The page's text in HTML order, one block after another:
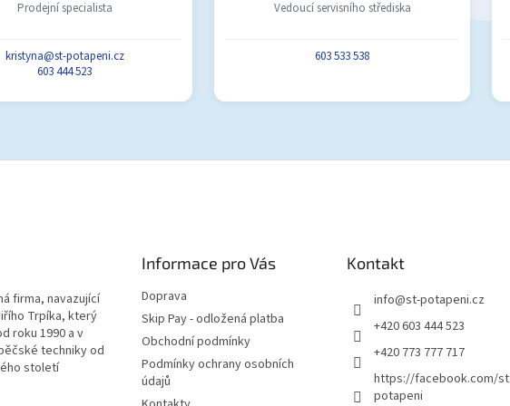
Prodejní specialista
kristyna@st-potapeni.cz
603 444 523
Vedoucí servisního střediska
603 533 538
firma, navazující
Trpíka, který
roku 1990 a v
techniky od
století
Informace pro Vás
Doprava
Skip Pay - odložená platba
Obchodní podmínky
Podmínky ochrany osobních
údajů
Kontakt
info@st-potapeni.cz
+420 603 444 523
+420 773 777 717
https://facebook.com/st
potapeni